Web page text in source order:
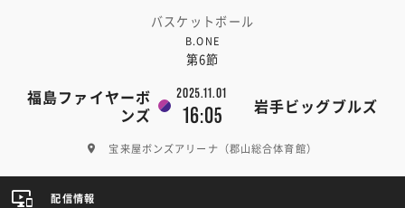
バスケットボール
B.ONE
第6節
福島ファイヤーボ
ンズ
2025.11.01
16:05 岩手ビッグブルズ
宝来屋ボンズアリーナ（郡山総合体育館）
配信情報